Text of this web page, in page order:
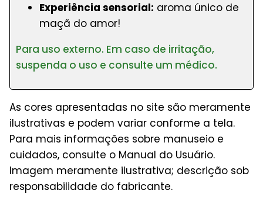
Experiência sensorial: aroma único de
maçã do amor!
Para uso externo. Em caso de irritação,
suspenda o uso e consulte um médico.
As cores apresentadas no site são meramente
ilustrativas e podem variar conforme a tela.
Para mais informações sobre manuseio e
cuidados, consulte o Manual do Usuário.
Imagem meramente ilustrativa; descrição sob
responsabilidade do fabricante.